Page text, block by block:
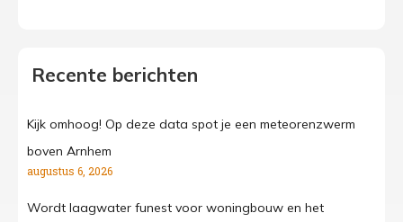
Recente berichten
Kijk omhoog! Op deze data spot je een meteorenzwerm
boven Arnhem
augustus 6, 2026
Wordt laagwater funest voor woningbouw en het